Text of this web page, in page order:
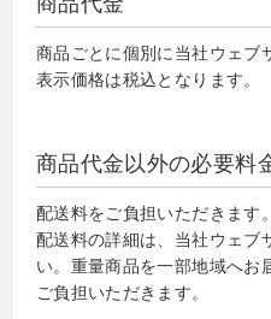
商品ごとに個別に当社ウェブ
表示価格は税込となります。
商品代金以外の必要料
配送料をご負担いただきます。
配送料の詳細は、当社ウェブ
い。重量商品を一部地域へお
ご負担いただきます。